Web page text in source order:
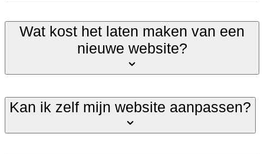
Wat kost het laten maken van een
nieuwe website?
Kan ik zelf mijn website aanpassen?